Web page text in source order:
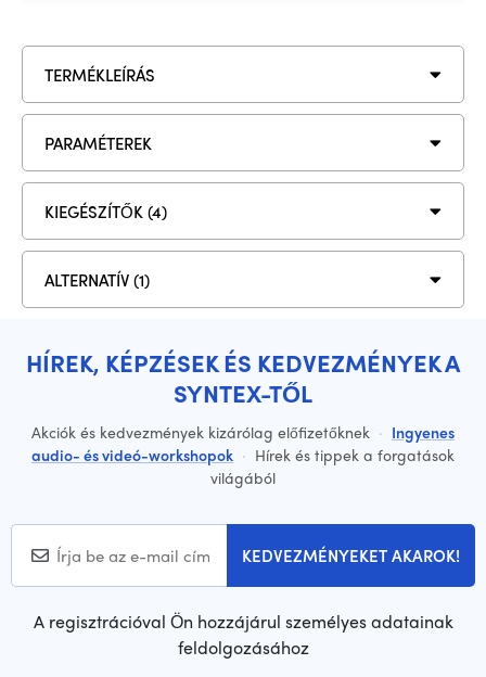
TERMÉKLEÍRÁS
PARAMÉTEREK
KIEGÉSZÍTŐK (4)
ALTERNATÍV (1)
HÍREK, KÉPZÉSEK ÉS KEDVEZMÉNYEK A
SYNTEX-TŐL
Akciók és kedvezmények kizárólag előfizetőknek · Ingyenes
audio- és videó-workshopok · Hírek és tippek a forgatások
világából
KEDVEZMÉNYEKET AKAROK!
A regisztrációval Ön hozzájárul személyes adatainak
feldolgozásához